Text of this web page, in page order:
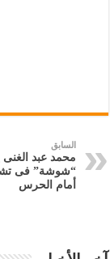
السابق
محمد عبد
“شوشة” فى
أمام الحرس